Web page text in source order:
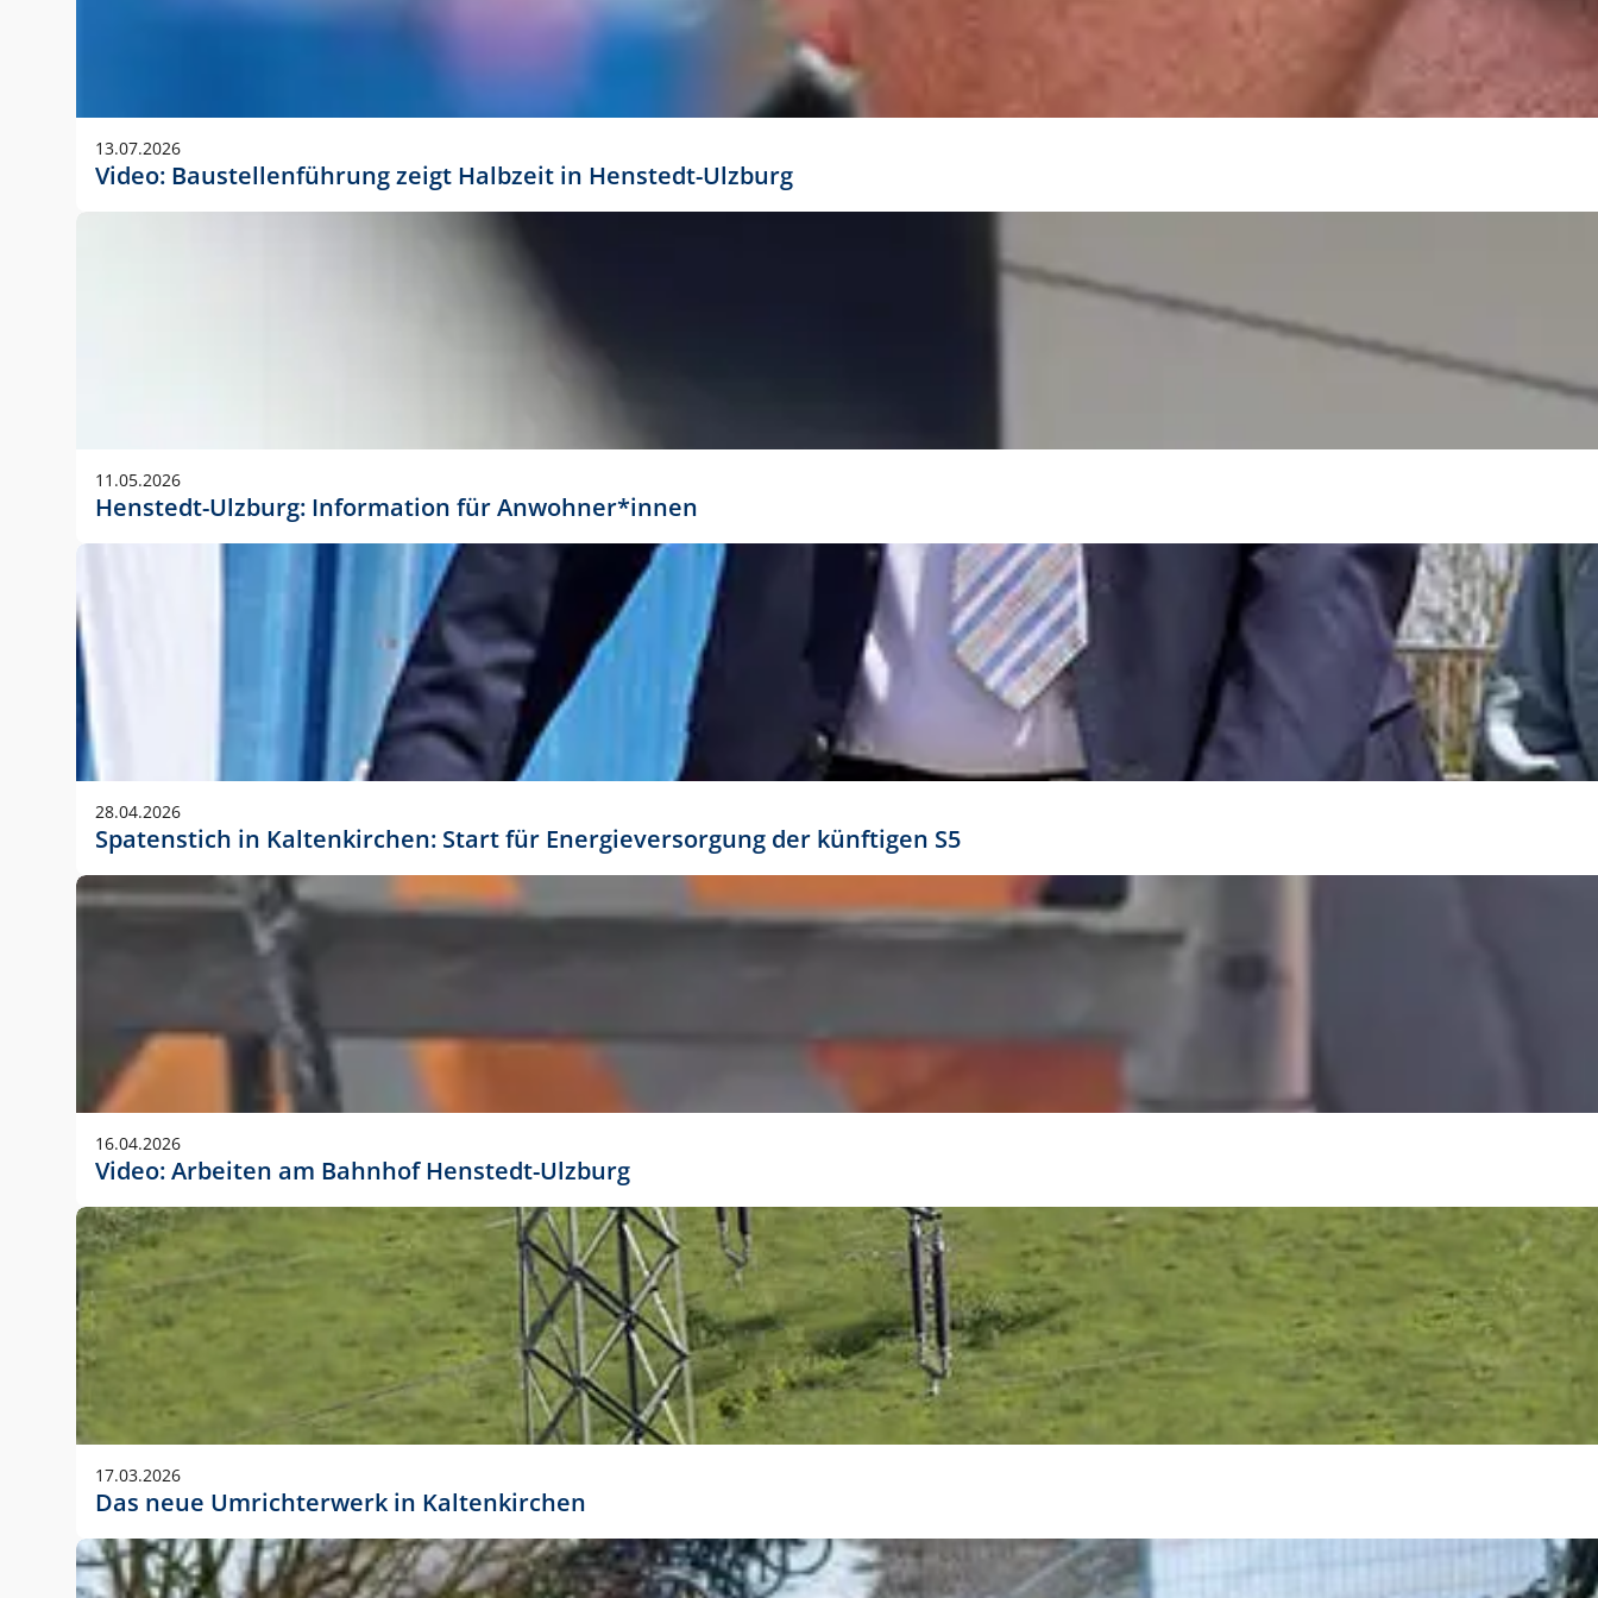
Anwendungsgröße im Layout:
Die Logohöhe beträgt 4 – 10 % der jeweiligen Formathöhe. Daraus ergeben sich für gängige Formate
folgende fest definierte Anwendungsgrößen im Layout:
DIN A3 – 15 mm hoch (5 %)
DIN A1 – 39 mm hoch (5 %)
DIN lang – 10 mm hoch (5 %)
1080 x 1080 px – 78 px hoch (7 %)
In Ausnahmefällen darf das Logo jedoch auch größer oder kleiner gesetzt werden. Dazu bedarf es jedoch
stets der vorherigen Absprache mit der Marketingabteilung.
13.07.2026
Video: Baustellenführung zeigt Halbzeit in Henstedt-Ulzburg
11.05.2026
Henstedt-Ulzburg: Information für Anwohner*innen
28.04.2026
Spatenstich in Kaltenkirchen: Start für Energieversorgung der künftigen S5
16.04.2026
Video: Arbeiten am Bahnhof Henstedt-Ulzburg
17.03.2026
Das neue Umrichterwerk in Kaltenkirchen